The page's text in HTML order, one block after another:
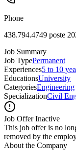
Phone
438.794.4749 poste
Job Summary
Job TypePermanent
Experiences5 to 10
EducationsUniversity
CategoriesEngineering
SpecializationCivil
Job Offer Inactive
This job offer is no
removed by the
About the Company